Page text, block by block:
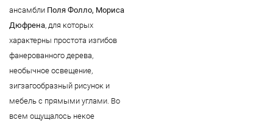
ансамбли Поля Фолло, Мориса
Дюфрена, для которых
характерны простота изгибов
фанерованного дерева,
необычное освещение,
зигзагообразный рисунок и
мебель с прямыми углами. Во
всем ощущалось некое